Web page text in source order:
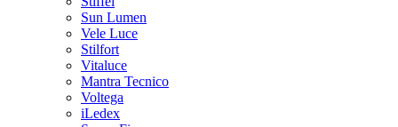
Sun Lumen
Vele Luce
Stilfort
Vitaluce
Mantra Tecnico
Voltega
iLedex